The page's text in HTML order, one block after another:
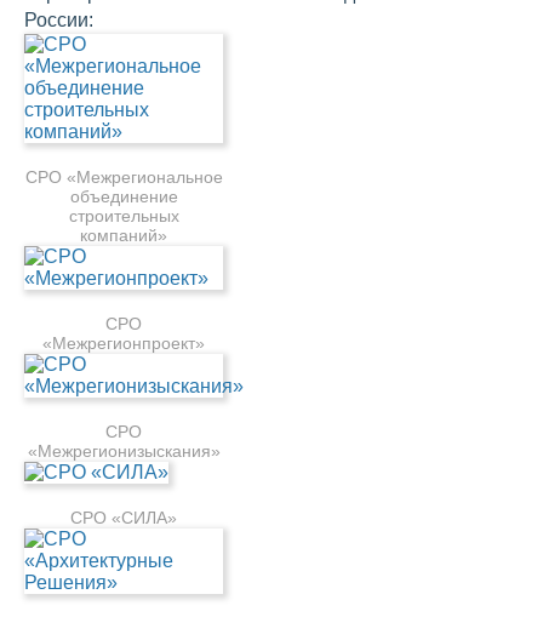
России:
СРО «Межрегиональное
объединение
строительных
компаний»
СРО
«Межрегионпроект»
СРО
«Межрегионизыскания»
СРО «СИЛА»